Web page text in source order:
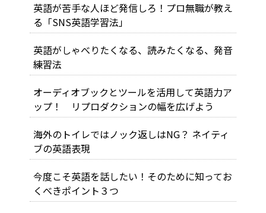
英語が苦手な人ほど発信しろ！プロ無職が教え
る「SNS英語学習法」
英語がしゃべりたくなる、読みたくなる、発音
練習法
オーディオブックとツールを活用して英語力ア
ップ！ リプロダクションの幅を広げよう
海外のトイレではノック返しはNG？ ネイティ
ブの英語表現
今度こそ英語を話したい！そのために知ってお
くべきポイント３つ